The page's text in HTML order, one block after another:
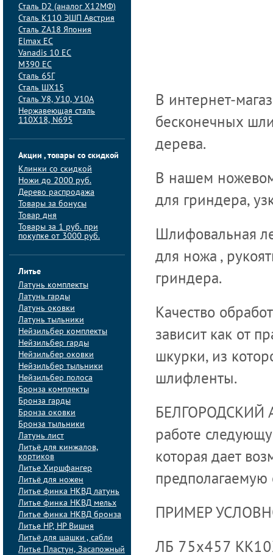
Сталь D2 (аналог Х12МФ)
Сталь K110 ЭШП Австрия
Сталь ZA18 Япония
Elmax ЕС
Vanadis 10 ЕС
M390 ЕС
Сталь 65Г
Сталь ШХ15
Сталь У8, У10, У10А
Нержавеющая сталь
110Х18, N695
Акции , товары со скидкой
Клинки со скидкой
Ножи до 2000 руб.
Дерево распродажа
Товары за бонусы
Товар дня
Товары за 1 руб. при
покупке от 3000 руб.
Литье
Латунь комплекты
Латунь гарды
Латунь оковки
Латунь тыльники
Нейзильбер комплекты
Нейзильбер гарды
Нейзильбер оковки
Нейзильбер тыльники
Нейзильбер полоса
Бронза комплекты
Бронза гарды
Бронза оковки
Бронза тыльники
Латунь лист
Литьё для кинжалов,
кортиков
Литье Хиршфангер
Литьё для ножен
Литье финка НКВД латунь
Литье финка НКВД мельх
Литье финка НКВД бронза
Литье НР, НР Вишня
Литьё для шашки , сабли
Литье Пластун, Засапожный
В интернет-
бесконечных
дерева.
В нашем
для гриндера,
Шлифовальная
для ножа ,
гриндера.
Качество
зависит как от
шкурки, из
шлифленты.
БЕЛГОРОДСКИЙ
работе
которая дает
предполагаемую
ПРИМЕР
ЛБ 75х457